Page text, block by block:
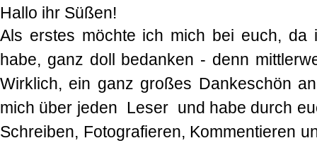
Hallo ihr Süßen!
Als erstes möchte ich mich bei euch, da
habe, ganz doll bedanken - denn
Wirklich, ein ganz großes Dankeschön
mich über jeden Leser und habe durch
Schreiben, Fotografieren, Kommentieren